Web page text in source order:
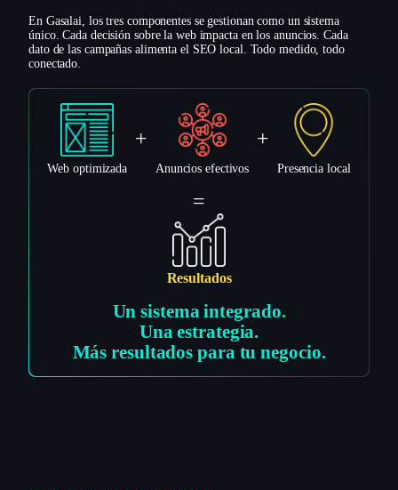
En Gasalai, los tres componentes se gestionan como un sistema
único. Cada decisión sobre la web impacta en los anuncios. Cada
dato de las campañas alimenta el SEO local. Todo medido, todo
conectado.
Web optimizada
+
Anuncios efectivos
+
Presencia local
=
Resultados
Un sistema integrado.
Una estrategia.
Más resultados para tu negocio.